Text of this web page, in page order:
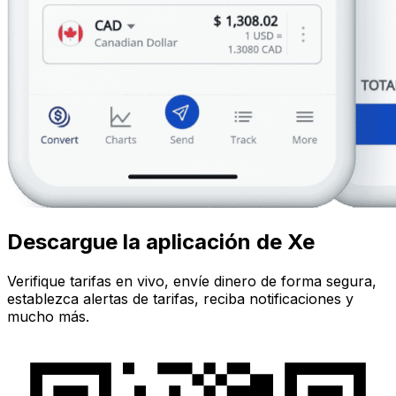
Descargue la aplicación de Xe
Verifique tarifas en vivo, envíe dinero de forma segura,
establezca alertas de tarifas, reciba notificaciones y
mucho más.